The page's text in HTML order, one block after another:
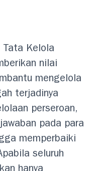
Tata Kelola
nilai
mengelola
terjadinya
perseroan,
pada para
memperbaiki
seluruh